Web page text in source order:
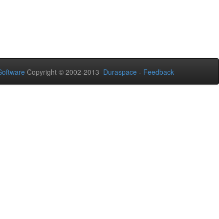
Copyright © 2002-2013 Duraspace - Feedback